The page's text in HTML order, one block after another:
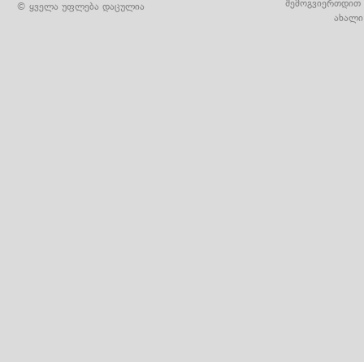
© ყველა უფლება დაცულია
შემოგვიერთდით
ახალი